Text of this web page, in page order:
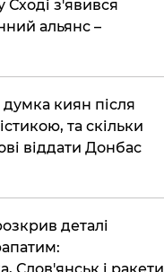
з'явився
альянс –
киян після
та скільки
віддати Донбас
деталі